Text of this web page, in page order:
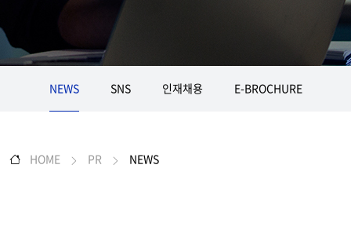
NEWS SNS 인재채용 E-BROCHURE
HOME PR NEWS